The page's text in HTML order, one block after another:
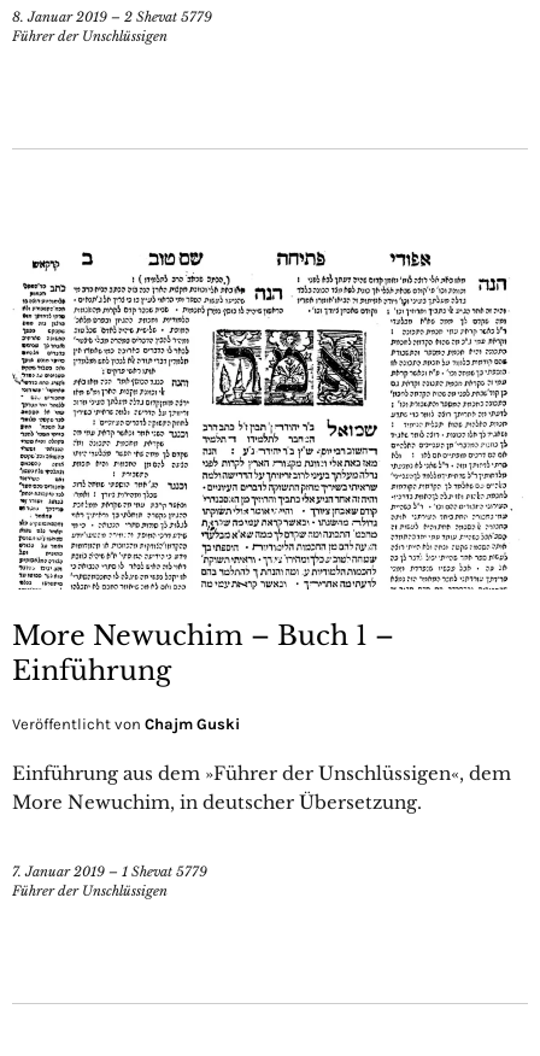
8. Januar 2019 – 2 Shevat 5779
Führer der Unschlüssigen
More Newuchim – Buch 1 –
Einführung
Veröffentlicht von Chajm Guski
Einführung aus dem »Führer der Unschlüssigen«, dem
More Newuchim, in deutscher Übersetzung.
7. Januar 2019 – 1 Shevat 5779
Führer der Unschlüssigen